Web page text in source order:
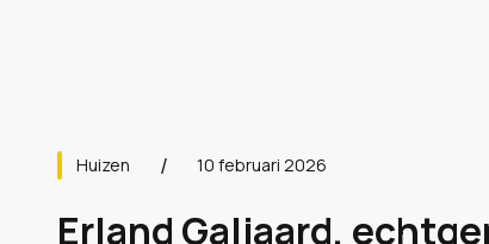
Huizen 10 februari 2026
Erland Galjaard,